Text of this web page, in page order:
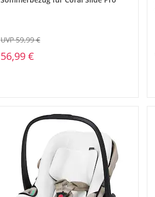
56,99 €
UVP 59,99 €